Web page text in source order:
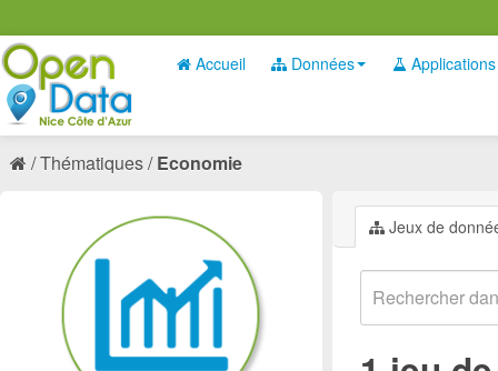
Accueil Données Applications
Thématiques Economie
Jeux de